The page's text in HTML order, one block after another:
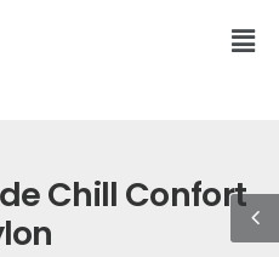
Chill Confort